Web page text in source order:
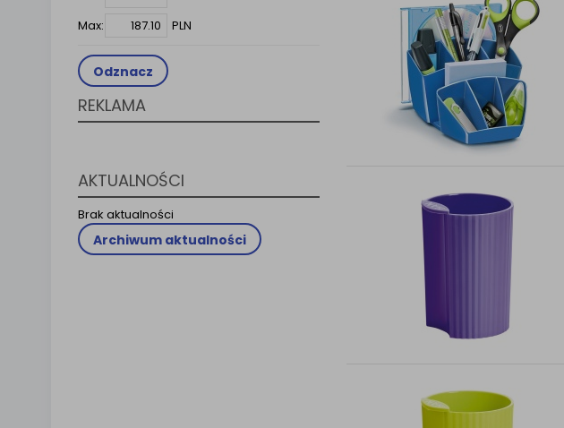
Max:
PLN
Odznacz
REKLAMA
AKTUALNOŚCI
Brak aktualności
Archiwum aktualności
Klauzula Informacyjna (rozwiń)
Lista Zaufanych Partnerów (rozwiń)